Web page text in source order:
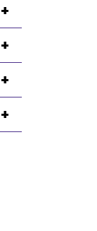
+
+
+
+